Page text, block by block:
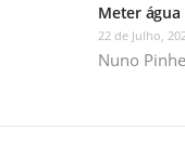
Meter água
22 de Julho,
Nuno